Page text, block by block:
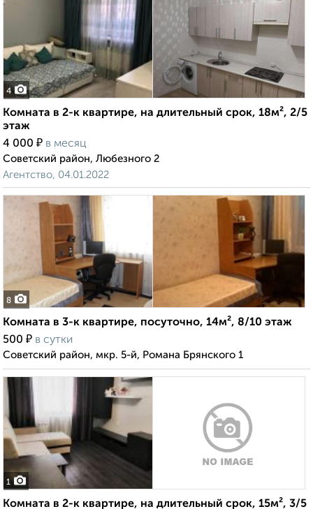
4
Комната в 2-к квартире, на длительный срок, 18м², 2/5
этаж
4 000 ₽ в месяц
Советский район, Любезного 2
Агентство, 04.01.2022
8
Комната в 3-к квартире, посуточно, 14м², 8/10 этаж
500 ₽ в сутки
Советский район, мкр. 5-й, Романа Брянского 1
1
Комната в 2-к квартире, на длительный срок, 15м², 3/5